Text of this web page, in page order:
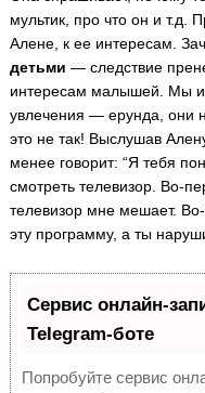
мультик, про что он и т.д.
Алене, к ее интересам.
детьми — следствие
интересам малышей. Мы
увлечения — ерунда, они
это не так! Выслушав
менее говорит: “Я тебя
смотреть телевизор. Во-
телевизор мне мешает.
эту программу, а ты
Сервис онлайн-
Telegram-боте
Попробуйте сервис